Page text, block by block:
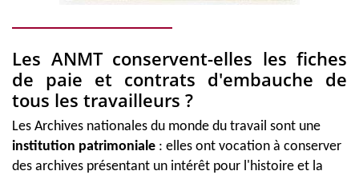
Les ANMT conservent-elles les fiches
de paie et contrats d'embauche de
tous les travailleurs ?
Les Archives nationales du monde du travail sont une
institution patrimoniale : elles ont vocation à conserver
des archives présentant un intérêt pour l'histoire et la